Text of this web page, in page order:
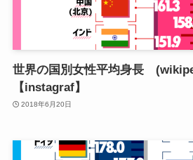
世界の国別女性平均身長
【instagraf】
2018年6月20日